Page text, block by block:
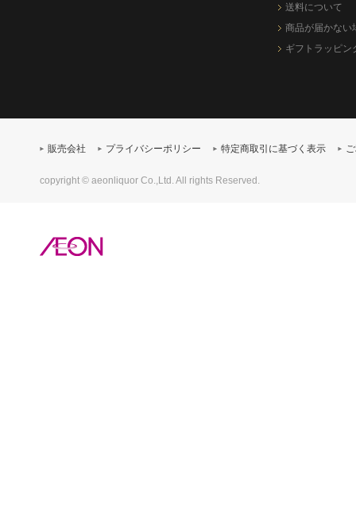
送料について
商品が届かない
ギフトラッピン
販売会社 プライバシーポリシー 特定商取引に基づく表示
copyright © aeonliquor Co.,Ltd. All rights Reserved.